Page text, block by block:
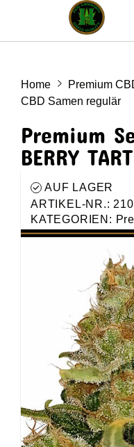
Home Premium
CBD Samen regulär
Premium
BERRY
AUF LAGER
ARTIKEL-NR.:
KATEGORIEN: